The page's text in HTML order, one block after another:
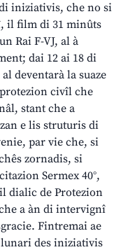
iniziativis, che no si
il film di 31 minûts
Rai F-VJ, al à
dai 12 ai 18 di
deventarà la suaze
civîl che
stant che a
e lis struturis di
par vie che, si
zornadis, si
Sermex 40°,
dialic de Protezion
a àn di intervignî
Fintremai ae
des iniziativis